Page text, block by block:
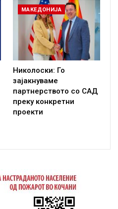
МАКЕДОНИЈА
Николоски: Го
зајакнуваме
партнерството со САД
преку конкретни
проекти